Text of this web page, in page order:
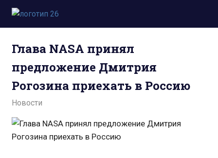
Пропустить
перейти
содержимому
космосе.
фото,
юмор,
база
Глава NASA принял
предложение Дмитрия
Рогозина приехать в Россию
07.06.2021
admin
Новости